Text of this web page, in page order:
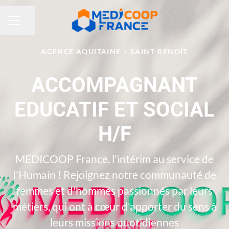
Partager la page
AGENCE AQUITAINE · SAINT-BENOÎT
ACCOMPAGNANT
EDUCATIF ET SOCIAL
H/F
MEDICOOP France, l'intérim au service de
l'Humain ! Rejoignez notre communauté de
femmes et d'hommes passionnés par leurs
métiers, qui ont à cœur d'apporter du sens à
leurs missions quotidiennes